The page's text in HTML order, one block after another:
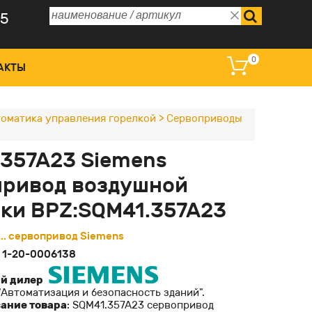
и дисплеи
катушки
преобразователи
регулирующие
0
управления горелкой > Сервоприводы
Siemens
воздушной
BPZ:SQM41.357A23
сервопривод Siemens
1-20-0006138
дилер
и безопасность зданий".
товара: SQM41.357A23 сервопривод